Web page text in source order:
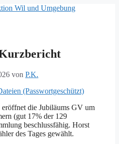
von P.K.
(Passwortgeschützt)
die Jubiläums GV um
(gut 17% der 129
beschlussfähig. Horst
des Tages gewählt.